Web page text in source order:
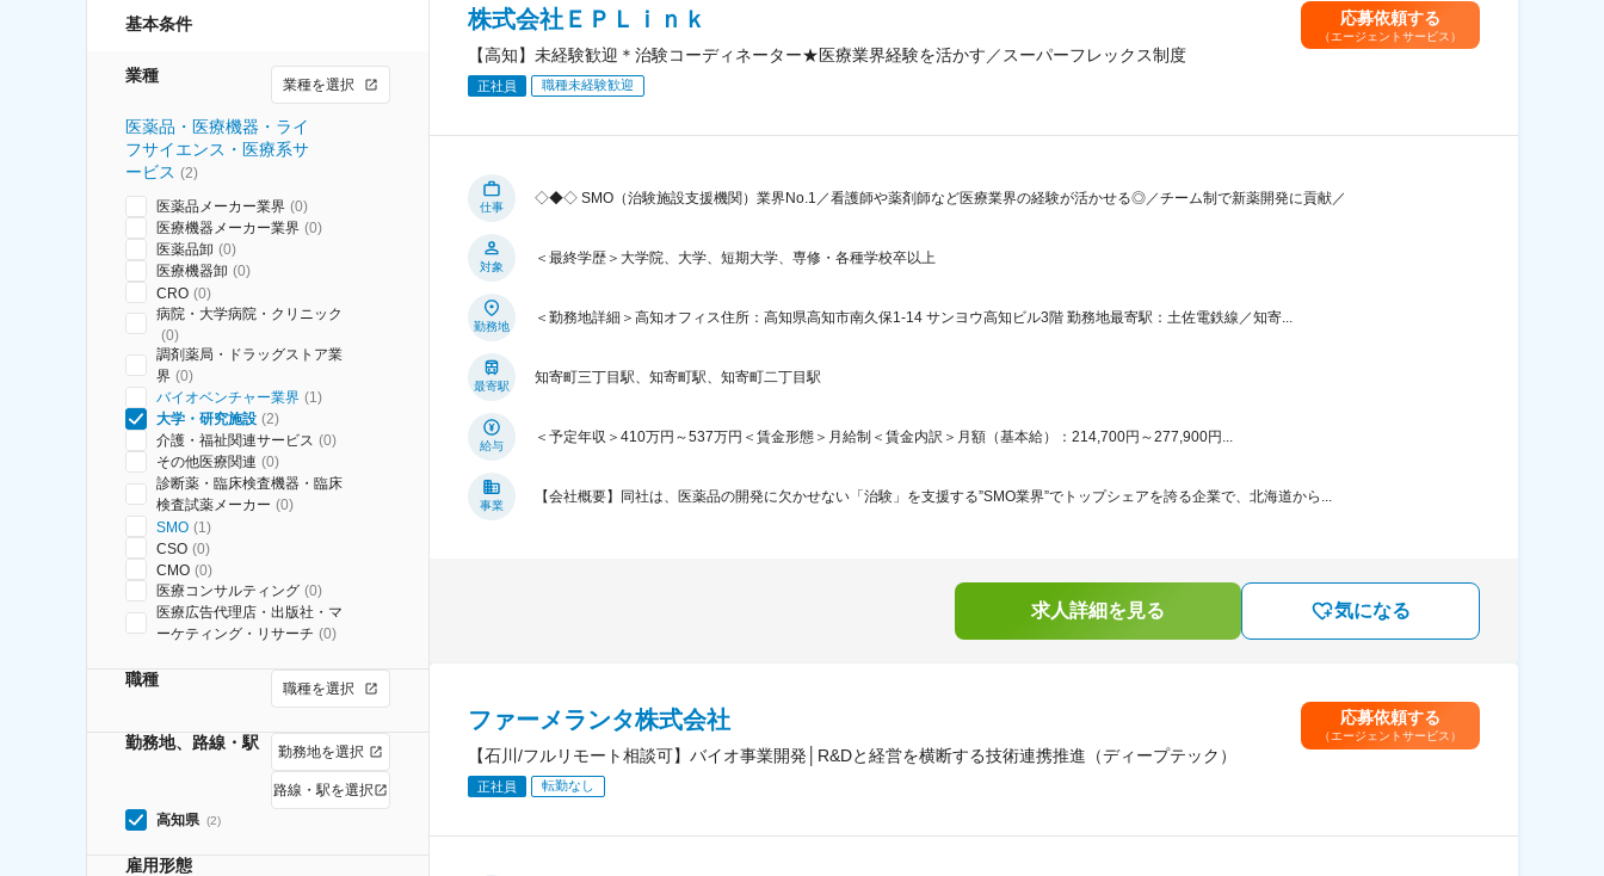
基本条件
業種 業種を選択
医薬品・医療機器・ライ
フサイエンス・医療系サ
ービス (2)
医薬品メーカー業界 (0)
医療機器メーカー業界 (0)
医薬品卸 (0)
医療機器卸 (0)
CRO (0)
病院・大学病院・クリニック
(0)
調剤薬局・ドラッグストア業
界 (0)
バイオベンチャー業界 (1)
大学・研究施設 (2)
介護・福祉関連サービス (0)
その他医療関連 (0)
診断薬・臨床検査機器・臨床
検査試薬メーカー (0)
SMO (1)
CSO (0)
CMO (0)
医療コンサルティング (0)
医療広告代理店・出版社・マ
ーケティング・リサーチ (0)
職種 職種を選択
勤務地、路線・駅 勤務地を選択
路線・駅を選択
高知県 (2)
雇用形態
株式会社ＥＰＬｉｎｋ
【高知】未経験歓迎＊治験コーディネーター★医療業界経験を活かす／スーパーフレックス制度
正社員 職種未経験歓迎
応募依頼する
（エージェントサービス）
仕事
◇◆◇ SMO（治験施設支援機関）業界No.1／看護師や薬剤師など医療業界の経験が活かせる◎／チーム制で新薬開発に貢献／
対象
＜最終学歴＞大学院、大学、短期大学、専修・各種学校卒以上
勤務地
＜勤務地詳細＞高知オフィス住所：高知県高知市南久保1-14 サンヨウ高知ビル3階 勤務地最寄駅：土佐電鉄線／知寄...
最寄駅
知寄町三丁目駅、知寄町駅、知寄町二丁目駅
給与
＜予定年収＞410万円～537万円＜賃金形態＞月給制＜賃金内訳＞月額（基本給）：214,700円～277,900円...
事業
【会社概要】同社は、医薬品の開発に欠かせない「治験」を支援する”SMO業界”でトップシェアを誇る企業で、北海道から...
求人詳細を見る 気になる
ファーメランタ株式会社
【石川/フルリモート相談可】バイオ事業開発│R&Dと経営を横断する技術連携推進（ディープテック）
正社員 転勤なし
応募依頼する
（エージェントサービス）